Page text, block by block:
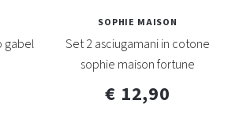
gabel
SOPHIE MAISON
Set 2 asciugamani in cotone
sophie maison fortune
€ 12,90